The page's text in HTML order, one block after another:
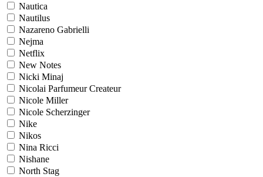
Nautica
Nautilus
Nazareno Gabrielli
Nejma
Netflix
New Notes
Nicki Minaj
Nicolai Parfumeur Createur
Nicole Miller
Nicole Scherzinger
Nike
Nikos
Nina Ricci
Nishane
North Stag